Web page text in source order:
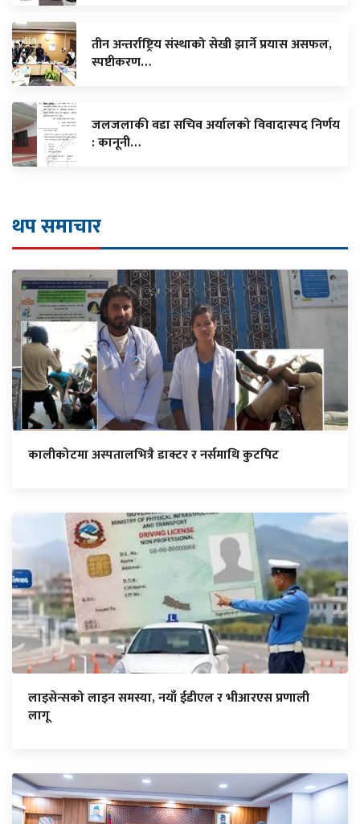
तीन अन्तर्राष्ट्रिय संस्थाको सेखी झार्ने प्रयास असफल,
स्पष्टीकरण…
जलजलाकी वडा सचिव अर्यालको विवादास्पद निर्णय
: कानूनी…
थप समाचार
कालीकोटमा अस्पतालभित्रै डाक्टर र नर्समाथि कुटपिट
लाइसेन्सको लाइन समस्या, नयाँ ईडीएल र भीआरएस प्रणाली
लागू